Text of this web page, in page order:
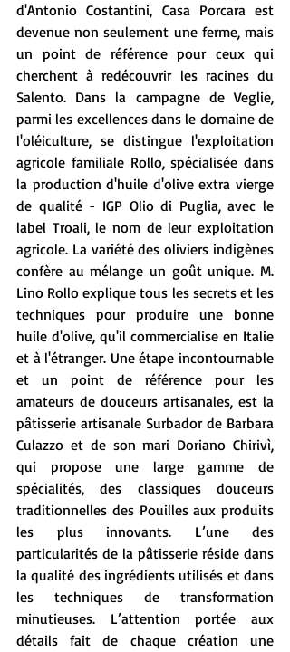
d'Antonio Costantini, Casa Porcara est
devenue non seulement une ferme, mais
un point de référence pour ceux qui
cherchent à redécouvrir les racines du
Salento. Dans la campagne de Veglie,
parmi les excellences dans le domaine de
l'oléiculture, se distingue l'exploitation
agricole familiale Rollo, spécialisée dans
la production d'huile d'olive extra vierge
de qualité - IGP Olio di Puglia, avec le
label Troali, le nom de leur exploitation
agricole. La variété des oliviers indigènes
confère au mélange un goût unique. M.
Lino Rollo explique tous les secrets et les
techniques pour produire une bonne
huile d'olive, qu'il commercialise en Italie
et à l'étranger. Une étape incontournable
et un point de référence pour les
amateurs de douceurs artisanales, est la
pâtisserie artisanale Surbador de Barbara
Culazzo et de son mari Doriano Chirivì,
qui propose une large gamme de
spécialités, des classiques douceurs
traditionnelles des Pouilles aux produits
les plus innovants. L’une des
particularités de la pâtisserie réside dans
la qualité des ingrédients utilisés et dans
les techniques de transformation
minutieuses. L’attention portée aux
détails fait de chaque création une